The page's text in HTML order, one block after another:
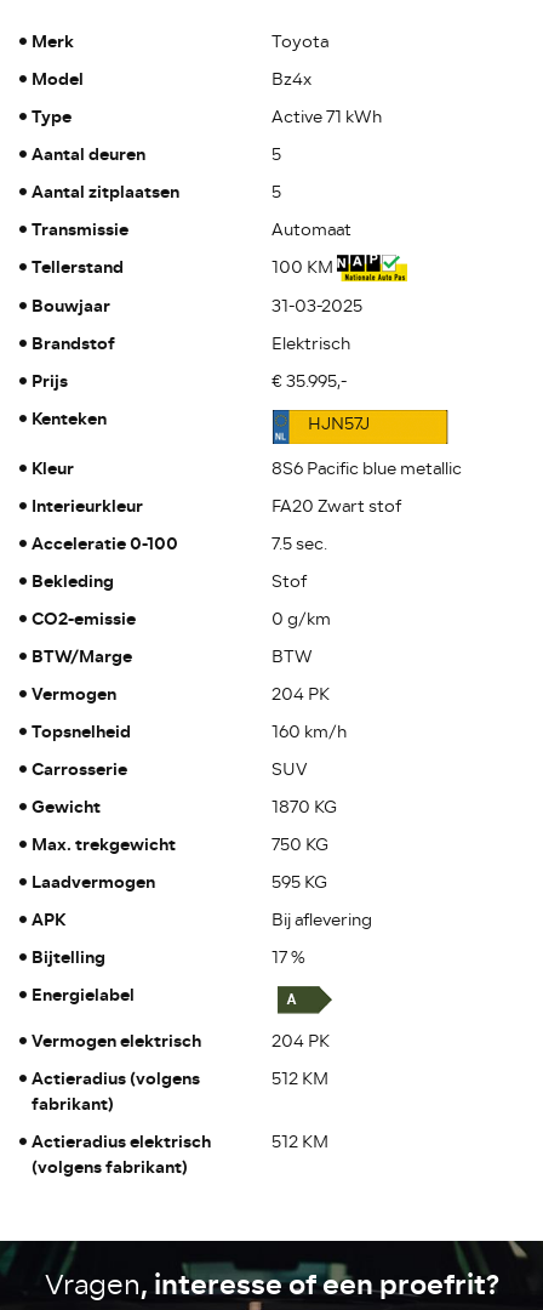
Merk Toyota
Model Bz4x
Type Active 71 kWh
Aantal deuren 5
Aantal zitplaatsen 5
Transmissie Automaat
Tellerstand 100 KM
Bouwjaar 31-03-2025
Brandstof Elektrisch
Prijs € 35.995,-
Kenteken HJN57J
Kleur 8S6 Pacific blue metallic
Interieurkleur FA20 Zwart stof
Acceleratie 0-100 7.5 sec.
Bekleding Stof
CO2-emissie 0 g/km
BTW/Marge BTW
Vermogen 204 PK
Topsnelheid 160 km/h
Carrosserie SUV
Gewicht 1870 KG
Max. trekgewicht 750 KG
Laadvermogen 595 KG
APK Bij aflevering
Bijtelling 17 %
Energielabel
Vermogen elektrisch
204 PK
Actieradius (volgens
fabrikant)
512 KM
Actieradius elektrisch
(volgens fabrikant)
512 KM
Vragen, interesse of een proefrit?